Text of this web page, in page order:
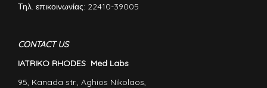
Τηλ. επικοινωνίας: 22410-39005
CONTACT US
IATRIKO RHODES Med Labs
95, Kanada str., Aghios Nikolaos,